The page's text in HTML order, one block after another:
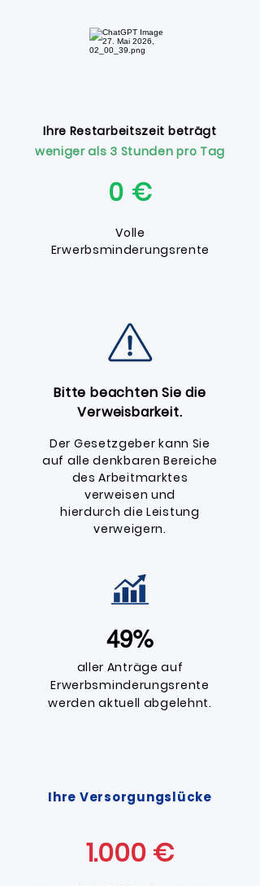
Ihre Restarbeitszeit beträgt
weniger als 3 Stunden pro Tag
0 €
Volle
Erwerbsminderungsrente
Bitte beachten Sie die
Verweisbarkeit.
Der Gesetzgeber kann Sie
auf alle denkbaren Bereiche
des Arbeitmarktes
verweisen und
hierdurch die Leistung
verweigern.
49%
aller Anträge auf
Erwerbsminderungsrente
werden aktuell abgelehnt.
Ihre Versorgungslücke
1.000 €